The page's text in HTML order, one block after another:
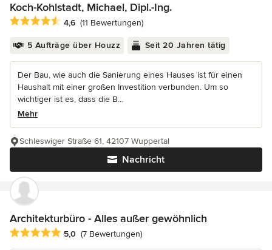
Koch-Kohlstadt, Michael, Dipl.-Ing.
Durchschnittliche Bewertung: 4.6 von 5 Sternen
4,6 (11 Bewertungen)
5 Aufträge über Houzz Seit 20 Jahren tätig
Der Bau, wie auch die Sanierung eines Hauses ist für einen
Haushalt mit einer großen Investition verbunden. Um so
wichtiger ist es, dass die B...
Mehr
Nachricht
Schleswiger Straße 61, 42107 Wuppertal
Architekturbüro - Alles außer gewöhnlich
Durchschnittliche Bewertung: 5 von 5 Sternen
5,0 (7 Bewertungen)